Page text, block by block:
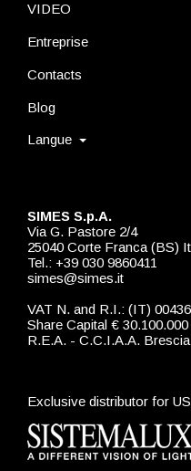
SIMES S.p.A.
Via G. Pastore 2/4
25040 Corte Franca (BS)
Tel.: +39 030 9860411
simes@simes.it
VAT N. and R.I.: (IT)
Share Capital € 30.100.000
R.E.A. - C.C.I.A.A. Brescia
Exclusive distributor for
VIDEO
Entreprise
Contacts
Blog
Langue